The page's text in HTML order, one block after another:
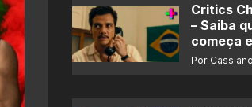
Critics
– Saiba
começa
ao prêmio
Por